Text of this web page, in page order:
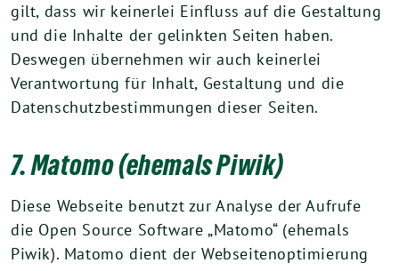
gilt, dass wir keinerlei Einfluss auf die Gestaltung
und die Inhalte der gelinkten Seiten haben.
Deswegen übernehmen wir auch keinerlei
Verantwortung für Inhalt, Gestaltung und die
Datenschutzbestimmungen dieser Seiten.
7. Matomo (ehemals Piwik)
Diese Webseite benutzt zur Analyse der Aufrufe
die Open Source Software „Matomo“ (ehemals
Piwik). Matomo dient der Webseitenoptimierung